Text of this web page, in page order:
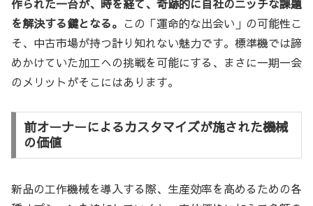
作られた一台が、時を経て、奇跡的に自社のニッチな課題
を解決する鍵となる。 この「運命的な出会い」の可能性こ
そ、中古市場が持つ計り知れない魅力です。標準機では諦
めかけていた加工への挑戦を可能にする、まさに一期一会
のメリットがそこにはあります。
前オーナーによるカスタマイズが施された機械
の価値
新品の工作機械を導入する際、生産効率を高めるための各